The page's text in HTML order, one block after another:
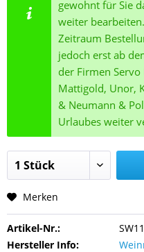
gewohnt für Sie
weiter
Zeitraum
jedoch erst ab
der Firmen
Mattigold, Unor,
& Neumann &
Urlaubes weiter
Merken
Artikel-Nr.:
Hersteller Info: